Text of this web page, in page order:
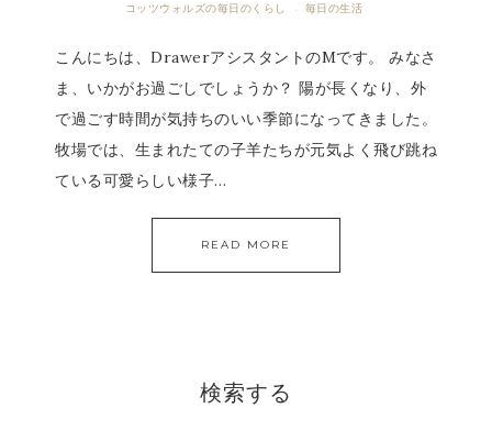
コッツウォルズの毎日のくらし · 毎日の生活
こんにちは、DrawerアシスタントのMです。 みなさ
ま、いかがお過ごしでしょうか？ 陽が長くなり、外
で過ごす時間が気持ちのいい季節になってきました。
牧場では、生まれたての子羊たちが元気よく飛び跳ね
ている可愛らしい様子…
READ MORE
検索する